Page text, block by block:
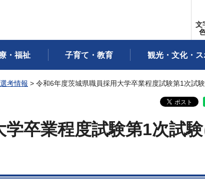
文
・福祉 子育て・教育 観光・文化・
考情報 > 令和6年度茨城県職員採用大学卒業程度試験第1次試
卒業程度試験第1次試